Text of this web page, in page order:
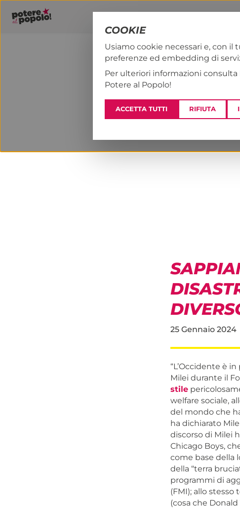
PAP! NOTIZIE
25 Gennaio 2024
“L’Occidente è in
Milei durante il
stile
welfare sociale,
del mondo che
ha dichiarato
discorso di Milei
Chicago Boys,
come base della
della “terra
programmi di
(FMI); allo
(cosa che
COOKIE
Usiamo cookie necessari e, con il
preferenze ed embedding di
Per ulteriori informazioni consulta
Potere al Popolo!
ACCETTA TUTTI RIFIUTA